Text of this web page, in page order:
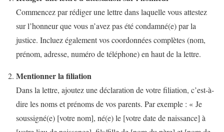
Commencez par rédiger une lettre dans laquelle vous attestez
sur l’honneur que vous n’avez pas été condamné(e) par la
justice. Incluez également vos coordonnées complètes (nom,
prénom, adresse, numéro de téléphone) en haut de la lettre.
Mentionner la filiation
Dans la lettre, ajoutez une déclaration de votre filiation, c’est-à-
dire les noms et prénoms de vos parents. Par exemple : « Je
soussigné(e) [votre nom], né(e) le [votre date de naissance] à